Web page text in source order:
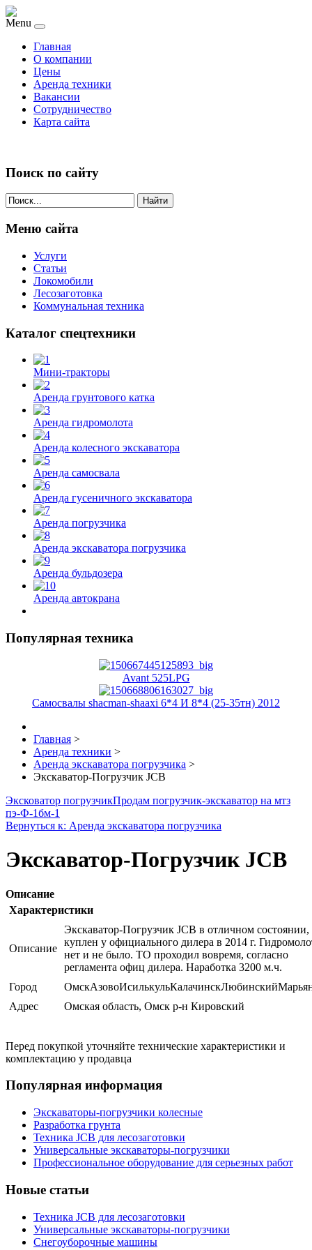
Menu
Главная
О компании
Цены
Аренда техники
Вакансии
Сотрудничество
Карта сайта
Поиск по сайту
Найти
Меню сайта
Услуги
Статьи
Локомобили
Лесозаготовка
Коммунальная техника
Каталог спецтехники
Мини-тракторы
Аренда грунтового катка
Аренда гидромолота
Аренда колесного экскаватора
Аренда самосвала
Аренда гусеничного экскаватора
Аренда погрузчика
Аренда экскаватора погрузчика
Аренда бульдозера
Аренда автокрана
Популярная техника
Avant 525LPG
Самосвалы shacman-shaaxi 6*4 И 8*4 (25-35тн) 2012
Главная >
Аренда техники >
Аренда экскаватора погрузчика >
Экскаватор-Погрузчик JCB
Эксковатор погрузчикПродам погрузчик-экскаватор на мтз
пэ-Ф-1бм-1
Вернуться к: Аренда экскаватора погрузчика
Экскаватор-Погрузчик JCB
Описание
Характеристики
Описание
Экскаватор-Погрузчик JCB в отличном состоянии,
куплен у официального дилера в 2014 г.
нет и не было. ТО проходил вовремя, согласно
регламента офиц дилера. Наработка 3200 м.ч.
Город
Адрес
Омская область, Омск р-н Кировский
Перед покупкой уточняйте технические характеристики и
комплектацию у продавца
Популярная информация
Экскаваторы-погрузчики колесные
Разработка грунта
Техника JCB для лесозаготовки
Универсальные экскаваторы-погрузчики
Профессиональное оборудование для серьезных работ
Новые статьи
Техника JCB для лесозаготовки
Универсальные экскаваторы-погрузчики
Снегоуборочные машины